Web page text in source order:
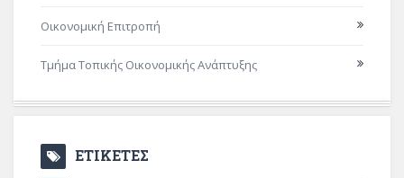
Οικονομική Επιτροπή
Τμήμα Τοπικής Οικονομικής Ανάπτυξης
ΕΤΙΚΕΤΕΣ